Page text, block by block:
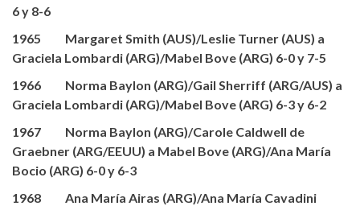
6 y 8-6
1965 Margaret Smith (AUS)/Leslie Turner (AUS) a
Graciela Lombardi (ARG)/Mabel Bove (ARG) 6-0 y 7-5
1966 Norma Baylon (ARG)/Gail Sherriff (ARG/AUS) a
Graciela Lombardi (ARG)/Mabel Bove (ARG) 6-3 y 6-2
1967 Norma Baylon (ARG)/Carole Caldwell de
Graebner (ARG/EEUU) a Mabel Bove (ARG)/Ana María
Bocio (ARG) 6-0 y 6-3
1968 Ana María Airas (ARG)/Ana María Cavadini